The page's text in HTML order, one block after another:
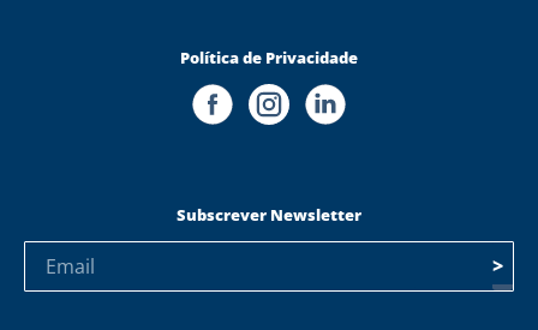
Política de Privacidade
Subscrever Newsletter
>